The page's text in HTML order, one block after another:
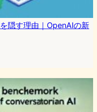
隠す理由｜OpenAIの新